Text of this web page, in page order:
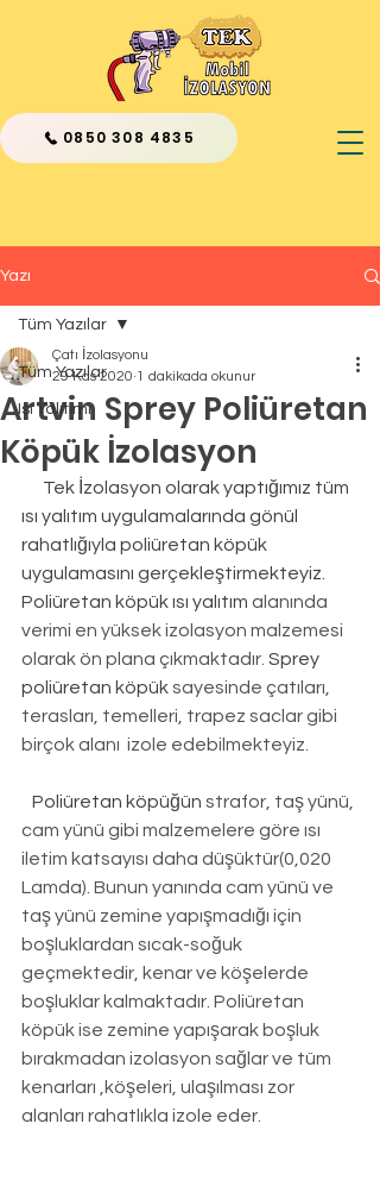
0850 308 4835
Yazı
Tüm Yazılar
Isı Yalıtımı
Tüm Yazılar
Artvin Sprey Poliüretan
Köpük İzolasyon
Çatı İzolasyonu
29 Kas 2020 1 dakikada okunur
ısı yalıtım uygulamalarında gönül
rahatlığıyla poliüretan köpük
uygulamasını gerçekleştirmekteyiz.
Poliüretan köpük ısı yalıtım alanında
verimi en yüksek izolasyon malzemesi
olarak ön plana çıkmaktadır. Sprey
poliüretan köpük sayesinde çatıları,
terasları, temelleri, trapez saclar gibi
birçok alanı  izole edebilmekteyiz.
Poliüretan köpüğün strafor, taş yünü,
cam yünü gibi malzemelere göre ısı
iletim katsayısı daha düşüktür(0,020
Lamda). Bunun yanında cam yünü ve
taş yünü zemine yapışmadığı için
boşluklardan sıcak-soğuk
geçmektedir, kenar ve köşelerde
boşluklar kalmaktadır. Poliüretan
köpük ise zemine yapışarak boşluk
bırakmadan izolasyon sağlar ve tüm
kenarları ,köşeleri, ulaşılması zor
alanları rahatlıkla izole eder.